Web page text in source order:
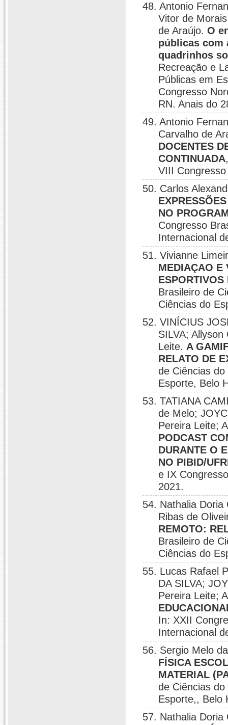
48. Antonio
Vitor de
de Araújo.O
públicas com
quadrinhos
Recreação e
Públicas em
Congresso
RN. Anais do
49. Antonio
Carvalho de
DOCENTES
CONTINUADA
VIII
50. Carlos
NO
Congresso
Internacional
51. Vivianne
MEDIAÇAO E
Brasileiro de
Ciências do
52. VINÍCIUS
SILVA;
Leite. A
RELATO DE
de Ciências
Esporte, Belo
53. TATIANA
de Melo;
Pereira Leite;
PODCAST
DURANTE O
NO PIBID/
e IX
2021.
54. Nathalia Doria
Ribas de
REMOTO:
Brasileiro de
Ciências do
55. Lucas Rafael
DA SILVA;
Pereira Leite;
In: XXII
Internacional
56. Sergio Melo
FÍSICA
MATERIAL
de Ciências
Esporte,, Belo
57. Nathalia